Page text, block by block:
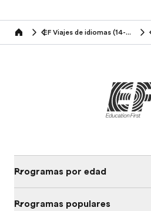
Home EF Viajes de idiomas (14-16 años)
Programas por edad
Programas populares